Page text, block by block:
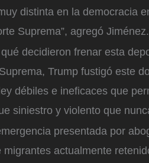
distinta en la democracia
Suprema”, agregó Jiménez.
decidieron frenar esta
Trump fustigó este
débiles e ineficaces que
siniestro y violento que
presentada por
actualmente